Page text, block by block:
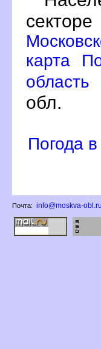
секторе
карта
область
обл.
Погода
Почта: info@moskva-obl.ru